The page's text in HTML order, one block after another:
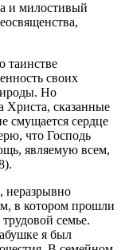
и милостивый
таинстве
своих
Но
Христа, сказанные
смущается сердце
что Господь
являемую всем,
в котором прошли
семье.
я был